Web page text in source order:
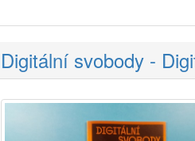
Digitální svobody -